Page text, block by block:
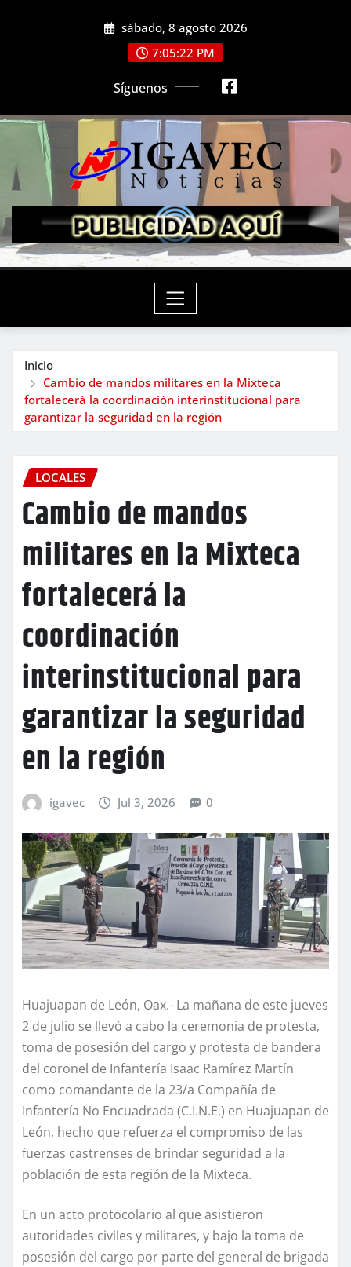
sábado, 8 agosto 2026
7:05:24 PM
Síguenos
Inicio
Cambio de mandos militares en la Mixteca
fortalecerá la coordinación interinstitucional para
garantizar la seguridad en la región
LOCALES
Cambio de mandos
militares en la Mixteca
fortalecerá la
coordinación
interinstitucional para
garantizar la seguridad
en la región
igavec Jul 3, 2026 0
Huajuapan de León, Oax.- La mañana de este jueves
2 de julio se llevó a cabo la ceremonia de protesta,
toma de posesión del cargo y protesta de bandera
del coronel de Infantería Isaac Ramírez Martín
como comandante de la 23/a Compañía de
Infantería No Encuadrada (C.I.N.E.) en Huajuapan de
León, hecho que refuerza el compromiso de las
fuerzas castrenses de brindar seguridad a la
población de esta región de la Mixteca.
En un acto protocolario al que asistieron
autoridades civiles y militares, y bajo la toma de
posesión del cargo por parte del general de brigada